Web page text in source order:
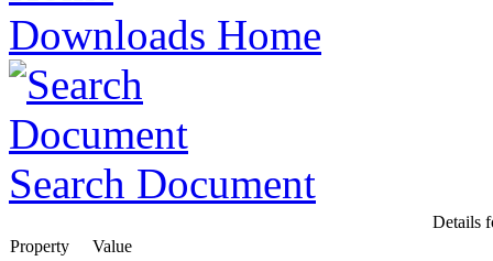
Downloads Home
Search Document
Details
Property
Value